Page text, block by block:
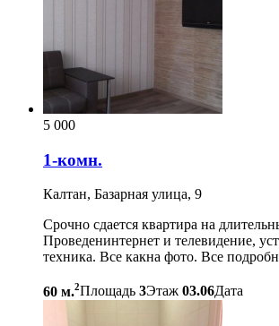
5 000
1-комн.
Калтан, Базарная улица, 9
Срочно сдается квартира на
Проведенинтернет и телевидение,
техника. Все какна фото. Все
60 м.2Площадь 3Этаж 03.06Дата